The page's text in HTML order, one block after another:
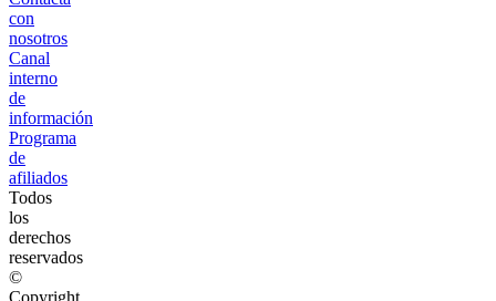
con
nosotros
Canal
interno
de
información
Programa
de
afiliados
Todos
los
derechos
reservados
©